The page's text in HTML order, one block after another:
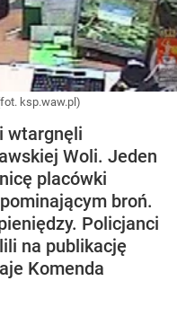
ksp.waw.pl)
wtargnęli
Woli. Jeden
placówki
broń.
Policjanci
na publikację
Komenda